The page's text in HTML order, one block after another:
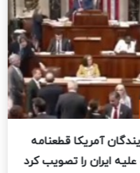
آمریکا قطعنامه
جنگ علیه ایران را تصویب کرد